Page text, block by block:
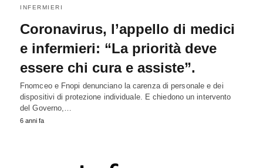
INFERMIERI
Coronavirus, l’appello di medici
e infermieri: “La priorità deve
essere chi cura e assiste”.
Fnomceo e Fnopi denunciano la carenza di personale e dei
dispositivi di protezione individuale. E chiedono un intervento
del Governo,…
6 anni fa